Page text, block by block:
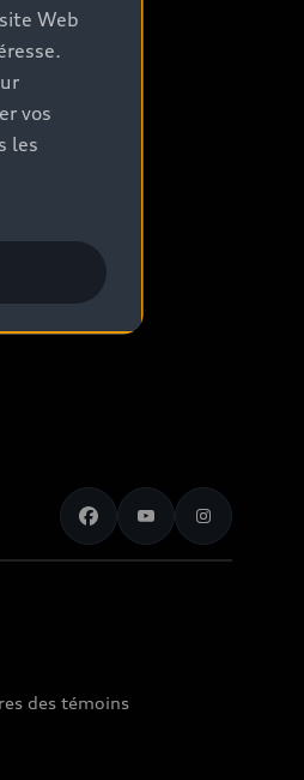
des témoins
Web
vos
les